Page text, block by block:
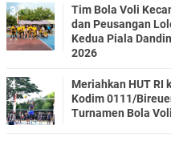
Tim Bola Voli
dan Peusangan
Kedua Piala
2026
Meriahkan HUT RI
Kodim 0111/
Turnamen Bola